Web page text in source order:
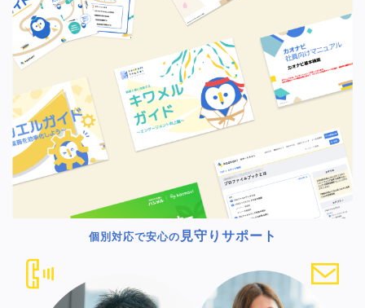
個別対応で安心の 見守りサポート